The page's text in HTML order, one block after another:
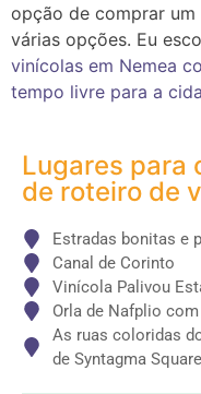
opção de comprar um
várias opções. Eu
vinícolas em Nemea
tempo livre para a
Lugares para
de roteiro de
Estradas bonitas e
Canal de Corinto
Vinícola Palivou
Orla de Nafplio
As ruas coloridas
de Syntagma Square